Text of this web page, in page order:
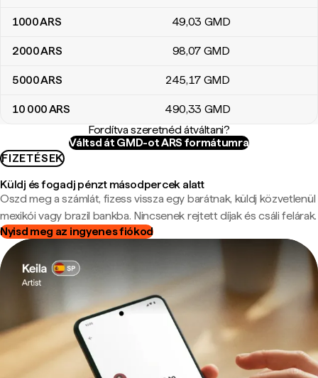
1000ARS 49,03 GMD
2000ARS 98,07 GMD
5000ARS 245,17 GMD
10 000ARS 490,33 GMD
Fordítva szeretnéd átváltani?
Váltsd át GMD-ot ARS formátumra
FIZETÉSEK
Küldj és fogadj pénzt másodpercek alatt
Oszd meg a számlát, fizess vissza egy barátnak, küldj közvetlenül
mexikói vagy brazil bankba. Nincsenek rejtett díjak és csáli felárak.
Nyisd meg az ingyenes fiókod